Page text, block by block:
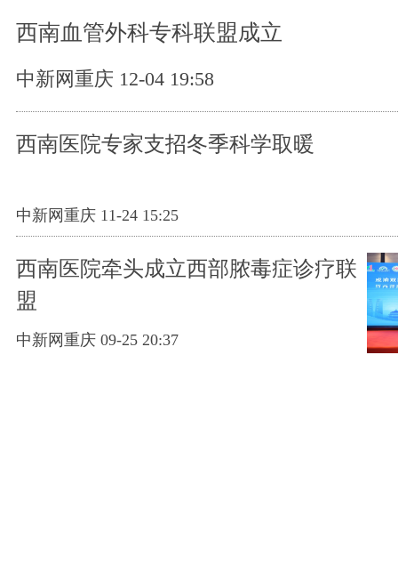
西南血管外科专科联盟成立
中新网重庆 12-04 19:58
西南医院专家支招冬季科学取暖
中新网重庆 11-24 15:25
西南医院牵头成立西部脓毒症诊疗联
盟
中新网重庆 09-25 20:37